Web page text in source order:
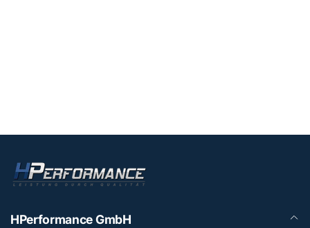
HPerformance GmbH